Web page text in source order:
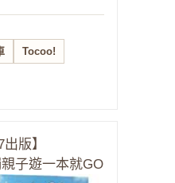
Tocoo!
出版】
子遊一本就GO